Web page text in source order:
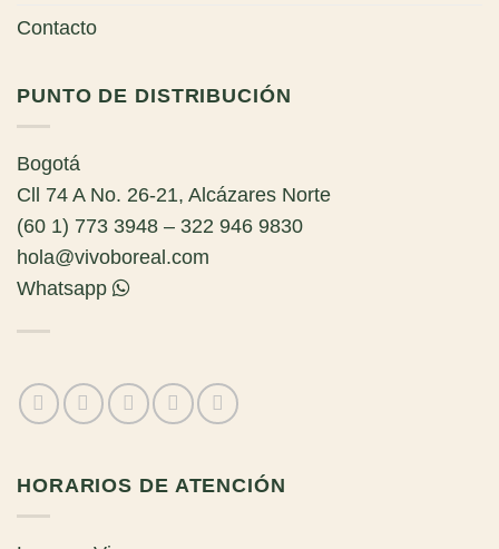
Contacto
PUNTO DE DISTRIBUCIÓN
Bogotá
Cll 74 A No. 26-21, Alcázares Norte
(60 1) 773 3948 – 322 946 9830
hola@vivoboreal.com
Whatsapp
HORARIOS DE ATENCIÓN